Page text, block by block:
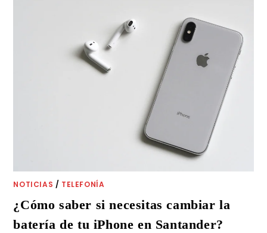
NOTICIAS / TELEFONÍA
¿Cómo saber si necesitas cambiar la
batería de tu iPhone en Santander?